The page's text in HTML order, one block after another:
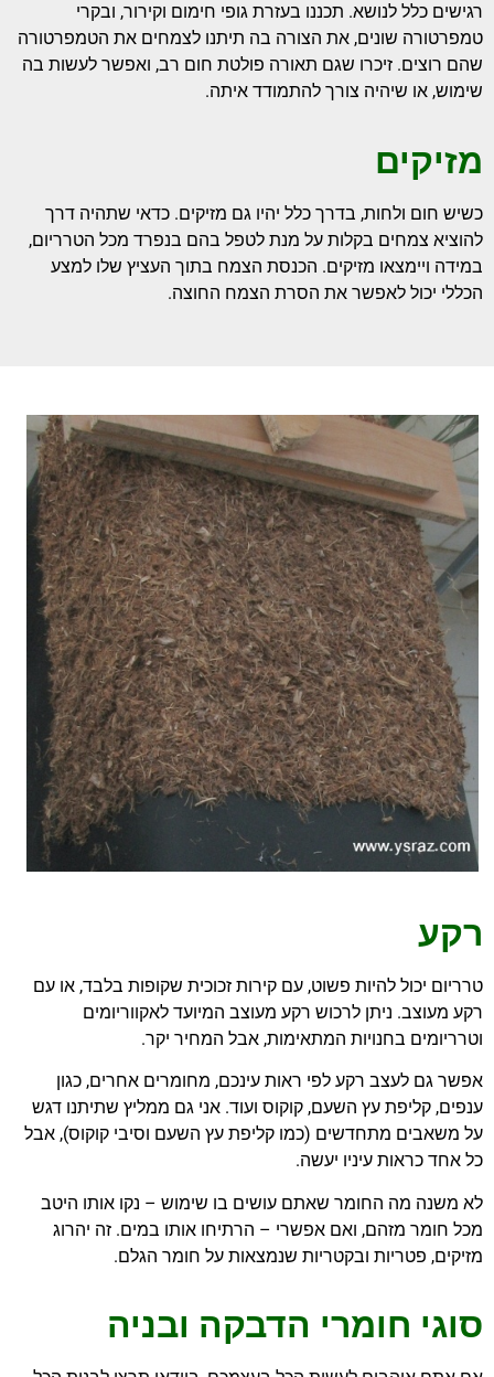
רגישים כלל לנושא. תכננו בעזרת גופי חימום וקירור, ובקרי
טמפרטורה שונים, את הצורה בה תיתנו לצמחים את הטמפרטורה
שהם רוצים. זיכרו שגם תאורה פולטת חום רב, ואפשר לעשות בה
שימוש, או שיהיה צורך להתמודד איתה.
מזיקים
כשיש חום ולחות, בדרך כלל יהיו גם מזיקים. כדאי שתהיה דרך
להוציא צמחים בקלות על מנת לטפל בהם בנפרד מכל הטרריום,
במידה ויימצאו מזיקים. הכנסת הצמח בתוך העציץ שלו למצע
הכללי יכול לאפשר את הסרת הצמח החוצה.
רקע
טרריום יכול להיות פשוט, עם קירות זכוכית שקופות בלבד, או עם
רקע מעוצב. ניתן לרכוש רקע מעוצב המיועד לאקווריומים
וטרריומים בחנויות המתאימות, אבל המחיר יקר.
אפשר גם לעצב רקע לפי ראות עינכם, מחומרים אחרים, כגון
ענפים, קליפת עץ השעם, קוקוס ועוד. אני גם ממליץ שתיתנו דגש
על משאבים מתחדשים (כמו קליפת עץ השעם וסיבי קוקוס), אבל
כל אחד כראות עיניו יעשה.
לא משנה מה החומר שאתם עושים בו שימוש – נקו אותו היטב
מכל חומר מזהם, ואם אפשרי – הרתיחו אותו במים. זה יהרוג
מזיקים, פטריות ובקטריות שנמצאות על חומר הגלם.
סוגי חומרי הדבקה ובניה